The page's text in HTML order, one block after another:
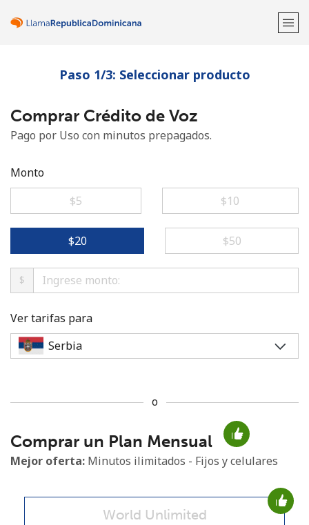
¡Bienvenido!
¿Ya tienes una cuenta?Inicia sesión →
No se ha creado una contraseña
Mínimo 8 caracteres
Una letra mayúscula y una minúscula
Un número
Paso 1/3: Seleccionar producto
Comprar Crédito de Voz
Pago por Uso con minutos prepagados.
Monto
⁦$5⁩
⁦$10⁩
⁦$20⁩ ⁦$50⁩
$
Ver tarifas para
o
Comprar un Plan Mensual
Mejor oferta: Minutos ilimitados - Fijos y celulares
World Unlimited